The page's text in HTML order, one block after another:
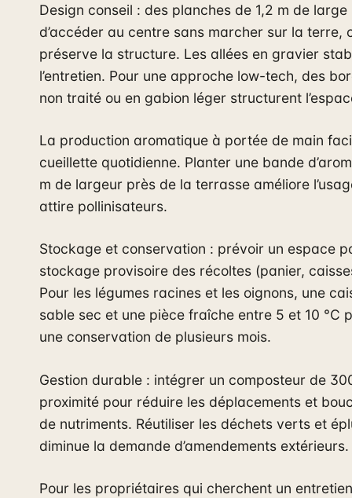
Design conseil : des planches de 1,2 m de
d’accéder au centre sans marcher sur la terre,
préserve la structure. Les allées en gravier
l’entretien. Pour une approche low-tech, des
non traité ou en gabion léger structurent
La production aromatique à portée de main
cueillette quotidienne. Planter une bande
m de largeur près de la terrasse améliore
attire pollinisateurs.
Stockage et conservation : prévoir un espace
stockage provisoire des récoltes (panier,
Pour les légumes racines et les oignons, une
sable sec et une pièce fraîche entre 5 et 10 °C
une conservation de plusieurs mois.
Gestion durable : intégrer un composteur de
proximité pour réduire les déplacements et
de nutriments. Réutiliser les déchets verts et
diminue la demande d’amendements extérieurs.
Pour les propriétaires qui cherchent un